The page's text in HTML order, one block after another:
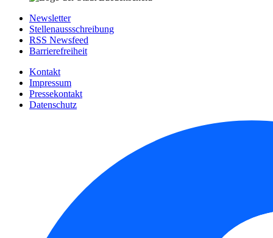
Newsletter
Stellenaussschreibung
RSS Newsfeed
Barrierefreiheit
Kontakt
Impressum
Pressekontakt
Datenschutz